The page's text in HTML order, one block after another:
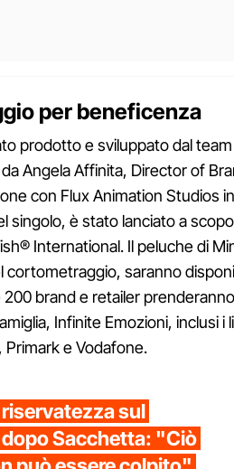
per beneficenza
prodotto e sviluppato dal
Angela Affinita, Director of
con Flux Animation Studios
singolo, è stato lanciato a
International. Il peluche di
cortometraggio, saranno
brand e retailer
Infinite Emozioni, inclusi i
Primark e Vodafone.
riservatezza sul
Sacchetta: "Ciò